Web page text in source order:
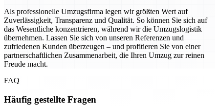
Als professionelle Umzugsfirma legen wir größten Wert auf
Zuverlässigkeit, Transparenz und Qualität. So können Sie sich auf
das Wesentliche konzentrieren, während wir die Umzugslogistik
übernehmen. Lassen Sie sich von unseren Referenzen und
zufriedenen Kunden überzeugen – und profitieren Sie von einer
partnerschaftlichen Zusammenarbeit, die Ihren Umzug zur reinen
Freude macht.
FAQ
Häufig gestellte Fragen